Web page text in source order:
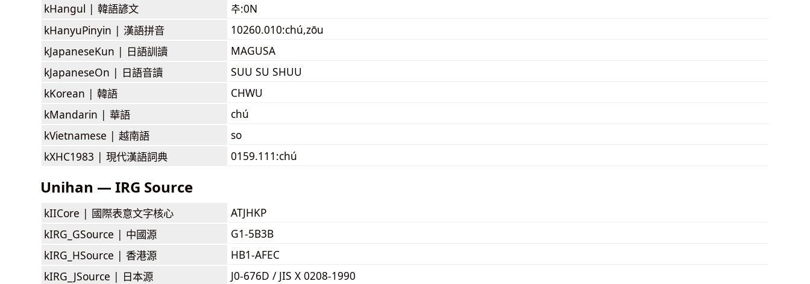
kHangul | 韓語諺文
추:0N
kHanyuPinyin | 漢語拼音
10260.010:chú,zōu
kJapaneseKun | 日語訓讀
MAGUSA
kJapaneseOn | 日語音讀
SUU SU SHUU
kKorean | 韓語
CHWU
kMandarin | 華語
chú
kVietnamese | 越南語
so
kXHC1983 | 現代漢語詞典 0159.111:chú
Unihan — IRG Source
kIICore | 國際表意文字核心
ATJHKP
kIRG_GSource | 中國源
G1-5B3B
kIRG_HSource | 香港源
HB1-AFEC
kIRG_JSource | 日本源
J0-676D / JIS X 0208-1990